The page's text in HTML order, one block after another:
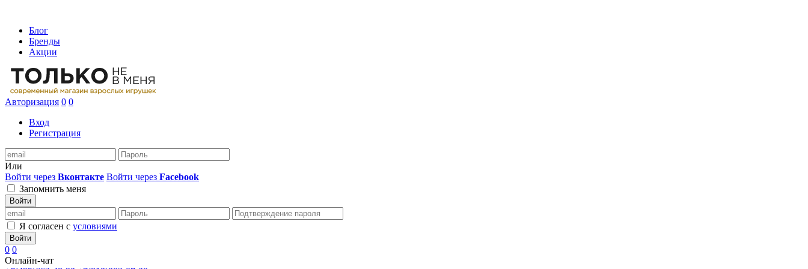
Блог
Бренды
Акции
Авторизация 0 0
Вход
Регистрация
Или
Войти через Вконтакте Войти через Facebook
Запомнить меня
Войти
Я согласен с условиями
Войти
0 0
Онлайн-чат